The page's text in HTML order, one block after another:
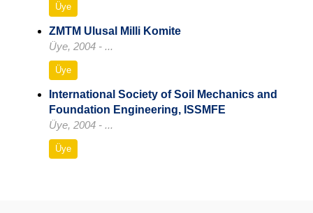
Üye
ZMTM Ulusal Milli Komite
Üye, 2004 - ...
Üye
International Society of Soil Mechanics and
Foundation Engineering, ISSMFE
Üye, 2004 - ...
Üye